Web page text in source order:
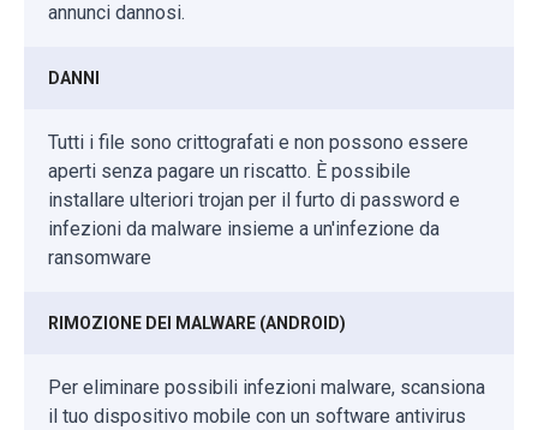
annunci dannosi.
DANNI
Tutti i file sono crittografati e non possono essere
aperti senza pagare un riscatto. È possibile
installare ulteriori trojan per il furto di password e
infezioni da malware insieme a un'infezione da
ransomware
RIMOZIONE DEI MALWARE (ANDROID)
Per eliminare possibili infezioni malware, scansiona
il tuo dispositivo mobile con un software antivirus